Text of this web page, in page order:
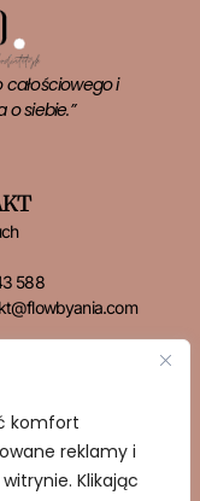
komfort
reklamy i
Klikając
całościowego i
siebie.”
588